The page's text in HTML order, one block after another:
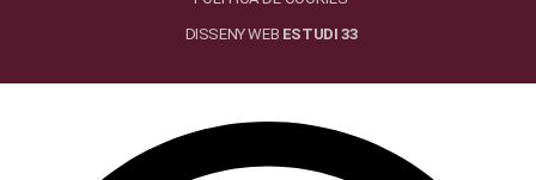
DISSENY WEB ESTUDI 33